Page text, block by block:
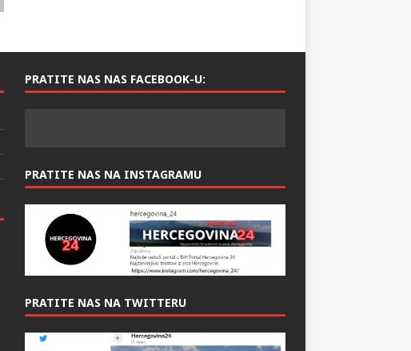
PRATITE NAS NAS FACEBOOK-U:
PRATITE NAS NA INSTAGRAMU
PRATITE NAS NA TWITTERU